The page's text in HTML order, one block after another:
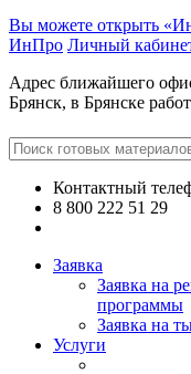
Вы можете открыть
ИнПро Личный
Адрес ближайшего
Брянск, в Брянске
Контактный
8 800 222 51 29
Заявка
Заявка на
программы
Заявка на
Услуги